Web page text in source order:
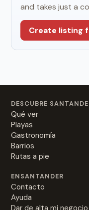
and takes just a
Create listing
DESCUBRE
Qué ver
Playas
Gastronomía
Barrios
Rutas a pie
ENSANTANDER
Contacto
Ayuda
Dar de alta mi negocio